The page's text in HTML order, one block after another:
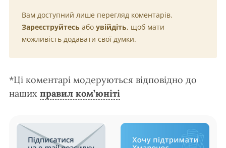
Вам доступний лише перегляд коментарів.
Зареєструйтесь або увійдіть, щоб мати
можливість додавати свої думки.
*Ці коментарі модеруються відповідно до
наших правил ком’юніті